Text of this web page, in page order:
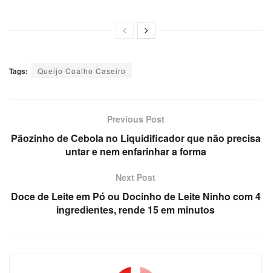
Tags: Queijo Coalho Caseiro
Previous Post
Pãozinho de Cebola no Liquidificador que não precisa
untar e nem enfarinhar a forma
Next Post
Doce de Leite em Pó ou Docinho de Leite Ninho com 4
ingredientes, rende 15 em minutos